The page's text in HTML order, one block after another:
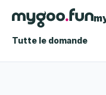
Tutte le domande